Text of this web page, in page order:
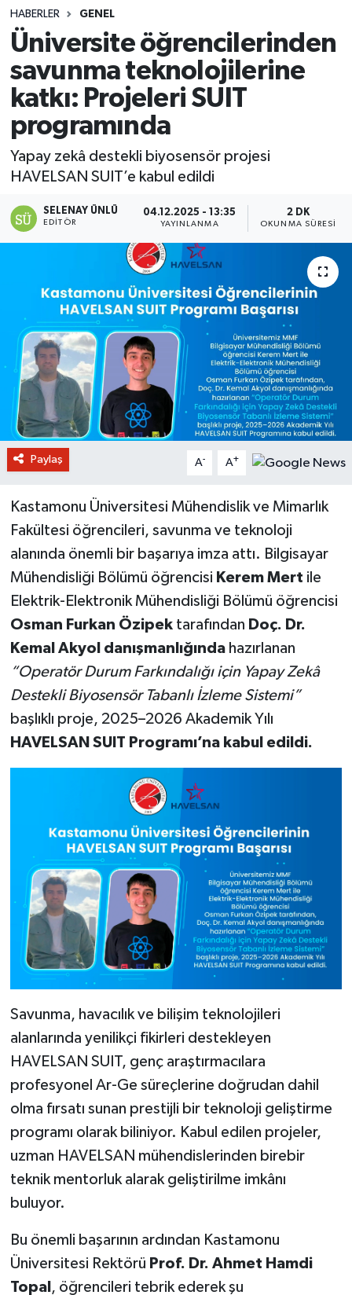
HABERLER GENEL
Üniversite öğrencilerinden
savunma teknolojilerine
katkı: Projeleri SUIT
programında
Yapay zekâ destekli biyosensör projesi
HAVELSAN SUIT’e kabul edildi
SELENAY ÜNLÜ
EDITÖR
04.12.2025 - 13:35
YAYINLANMA
2 DK
OKUNMA SÜRESI
Paylaş A- A+
Kastamonu Üniversitesi Mühendislik ve Mimarlık
Fakültesi öğrencileri, savunma ve teknoloji
alanında önemli bir başarıya imza attı. Bilgisayar
Mühendisliği Bölümü öğrencisi Kerem Mert ile
Elektrik-Elektronik Mühendisliği Bölümü öğrencisi
Osman Furkan Özipektarafından Doç. Dr.
Kemal Akyol danışmanlığındahazırlanan
“Operatör Durum Farkındalığı için Yapay Zekâ
Destekli Biyosensör Tabanlı İzleme Sistemi”
başlıklı proje, 2025–2026 Akademik Yılı
HAVELSAN SUIT Programı’na kabul edildi.
Savunma, havacılık ve bilişim teknolojileri
alanlarında yenilikçi fikirleri destekleyen
HAVELSAN SUIT, genç araştırmacılara
profesyonel Ar-Ge süreçlerine doğrudan dahil
olma fırsatı sunan prestijli bir teknoloji geliştirme
programı olarak biliniyor. Kabul edilen projeler,
uzman HAVELSAN mühendislerinden birebir
teknik mentorluk alarak geliştirilme imkânı
buluyor.
Bu önemli başarının ardından Kastamonu
Üniversitesi Rektörü Prof. Dr. Ahmet Hamdi
Topal , öğrencileri tebrik ederek şu